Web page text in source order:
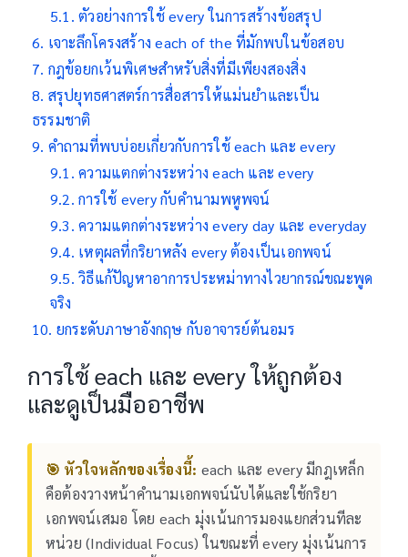
ตัวอย่างการใช้ every ในการสร้างข้อสรุป
เจาะลึกโครงสร้าง each of the ที่มักพบในข้อสอบ
กฎข้อยกเว้นพิเศษสำหรับสิ่งที่มีเพียงสองสิ่ง
สรุปยุทธศาสตร์การสื่อสารให้แม่นยำและเป็น
ธรรมชาติ
คำถามที่พบบ่อยเกี่ยวกับการใช้ each และ every
ความแตกต่างระหว่าง each และ every
การใช้ every กับคำนามพหูพจน์
ความแตกต่างระหว่าง every day และ everyday
เหตุผลที่กริยาหลัง every ต้องเป็นเอกพจน์
วิธีแก้ปัญหาอาการประหม่าทางไวยากรณ์ขณะพูด
จริง
ยกระดับภาษาอังกฤษ กับอาจารย์ต้นอมร
การใช้ each และ every ให้ถูกต้อง
และดูเป็นมืออาชีพ
🎯 หัวใจหลักของเรื่องนี้: each และ every มีกฎเหล็ก
คือต้องวางหน้าคำนามเอกพจน์นับได้และใช้กริยา
เอกพจน์เสมอ โดย each มุ่งเน้นการมองแยกส่วนทีละ
หน่วย (Individual Focus) ในขณะที่ every มุ่งเน้นการ